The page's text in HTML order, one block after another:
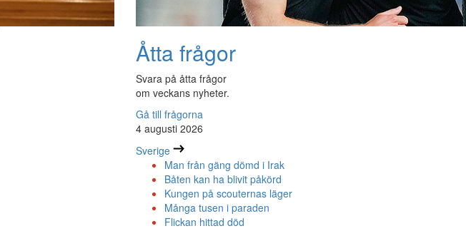
Åtta frågor
Svara på åtta frågor
om veckans nyheter.
Gå till frågorna
4 augusti 2026
Sverige
Man från gäng dömd i Irak
Båten kan ha blivit påkörd
Kungen på scouternas läger
Många tusen i paraden
Flickan hittad död